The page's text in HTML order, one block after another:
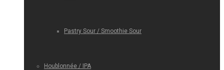
Pastry Sour / Smoothie Sour
Houblonnée / IPA